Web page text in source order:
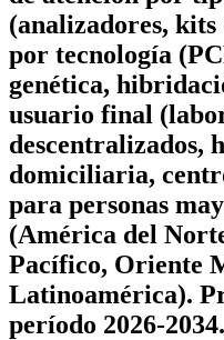
(analizadores,
por tecnología
genética,
usuario final
descentralizados,
domiciliaria,
para personas
(América del
Pacífico, Oriente
Latinoamérica).
período 2026-2034.